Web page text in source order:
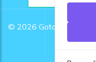
© 2026 Gotomare srl -